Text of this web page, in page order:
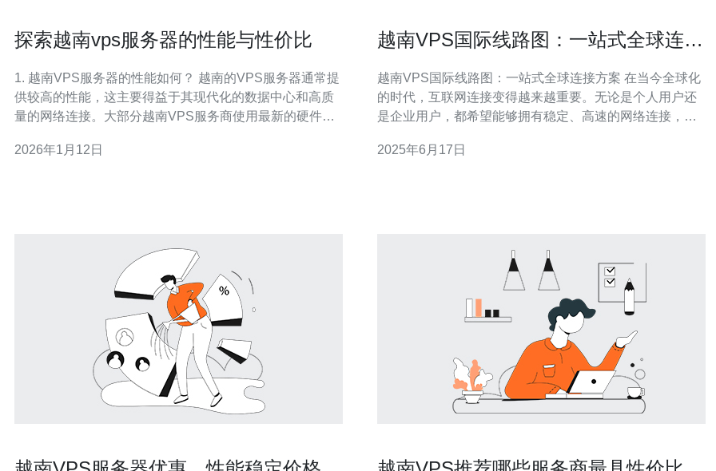
探索越南vps服务器的性能与性价比
1. 越南VPS服务器的性能如何？ 越南的VPS服务器通常提
供较高的性能，这主要得益于其现代化的数据中心和高质
量的网络连接。大部分越南VPS服务商使用最新的硬件，
的运行环境。此外，越南的网络基础设施逐步完善，这使
2026年1月12日
越南VPS国际线路图：一站式全球连接
越南VPS国际线路图：一站式全球连接方案 在当今全球化
的时代，互联网连接变得越来越重要。无论是个人用户还
是企业用户，都希望能够拥有稳定、高速的网络连接，以
Server）作为一种虚拟服务器解决方案，为用户提供了更
2025年6月17日